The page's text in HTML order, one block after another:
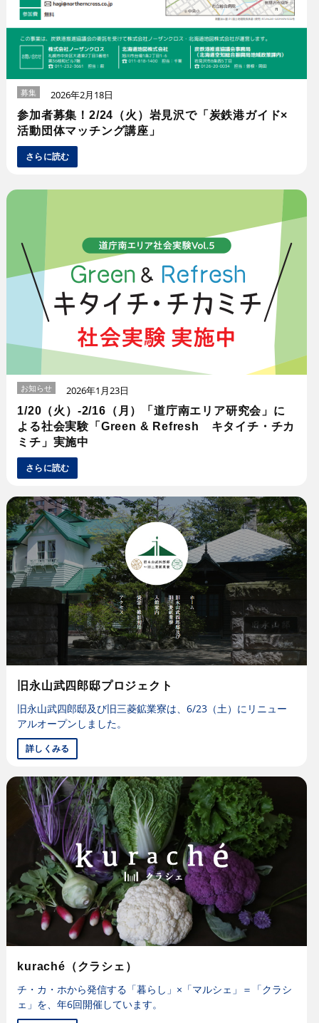
募集 2026年2月18日
参加者募集！2/24（火）岩見沢で「炭鉄港ガイド×
活動団体マッチング講座」
さらに読む
お知らせ 2026年1月23日
1/20（火）-2/16（月）「道庁南エリア研究会」に
よる社会実験「Green & Refresh キタイチ・チカ
ミチ」実施中
さらに読む
旧永山武四郎邸プロジェクト
旧永山武四郎邸及び旧三菱鉱業寮は、6/23（土）にリニュー
アルオープンしました。
詳しくみる
kuraché（クラシェ）
チ・カ・ホから発信する「暮らし」×「マルシェ」＝「クラシ
ェ」を、年6回開催しています。